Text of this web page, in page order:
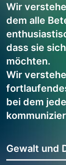
Wir
dem alle
dass sie
möchten.
Wir
bei dem
Gewalt und